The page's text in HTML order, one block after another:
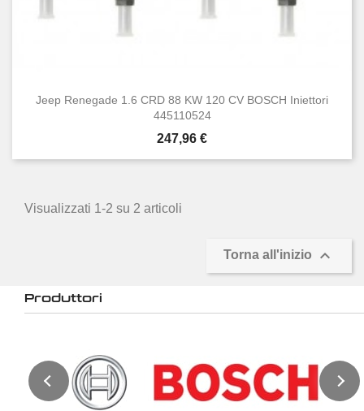
Jeep Renegade 1.6 CRD 88 KW 120 CV BOSCH Iniettori
445110524
Prezzo
247,96 €
Visualizzati 1-2 su 2 articoli
Torna all'inizio 
Produttori